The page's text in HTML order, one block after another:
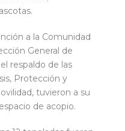
a la Comunidad
General de
respaldo de las
Protección y
tuvieron a su
de acopio.